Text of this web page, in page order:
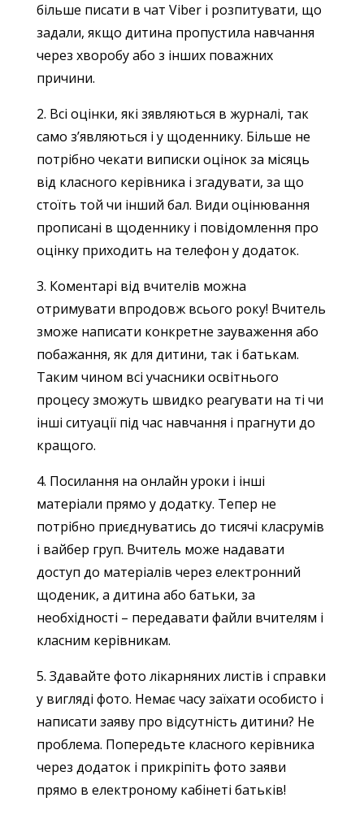
більше писати в чат Viber і розпитувати, що
задали, якщо дитина пропустила навчання
через хворобу або з інших поважних
причини.
2. Всі оцінки, які зявляються в журналі, так
само з’являються і у щоденнику. Більше не
потрібно чекати виписки оцінок за місяць
від класного керівника і згадувати, за що
стоїть той чи інший бал. Види оцінювання
прописані в щоденнику і повідомлення про
оцінку приходить на телефон у додаток.
3. Коментарі від вчителів можна
отримувати впродовж всього року! Вчитель
зможе написати конкретне зауваження або
побажання, як для дитини, так і батькам.
Таким чином всі учасники освітнього
процесу зможуть швидко реагувати на ті чи
інші ситуації під час навчання і прагнути до
кращого.
4. Посилання на онлайн уроки і інші
матеріали прямо у додатку. Тепер не
потрібно приєднуватись до тисячі класрумів
і вайбер груп. Вчитель може надавати
доступ до матеріалів через електронний
щоденик, а дитина або батьки, за
необхідності – передавати файли вчителям і
класним керівникам.
5. Здавайте фото лікарняних листів і справки
у вигляді фото. Немає часу заїхати особисто і
написати заяву про відсутність дитини? Не
проблема. Попередьте класного керівника
через додаток і прикріпіть фото заяви
прямо в електроному кабінеті батьків!